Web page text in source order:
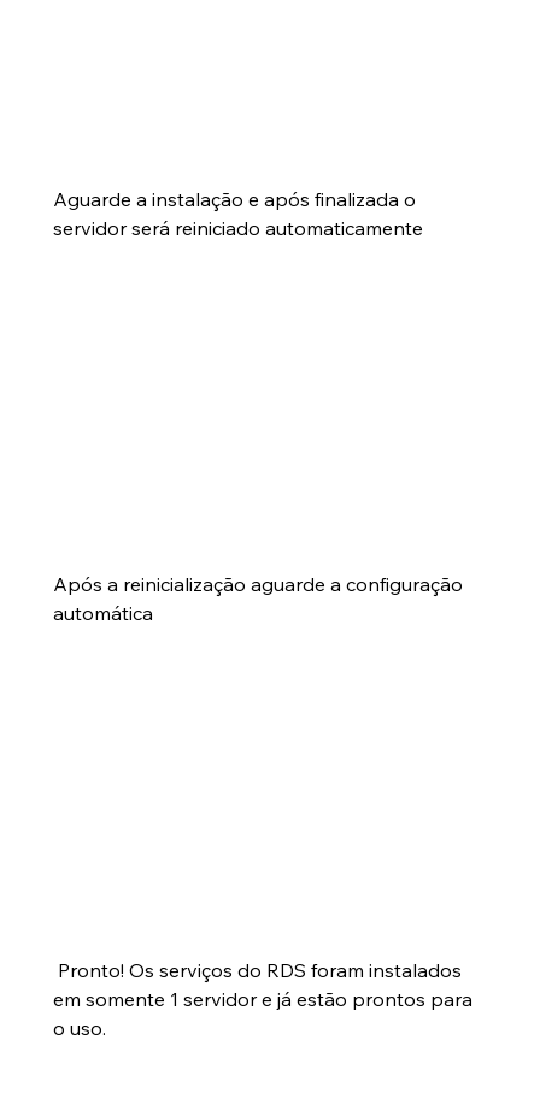
Aguarde a instalação e após finalizada o
servidor será reiniciado automaticamente
Após a reinicialização aguarde a configuração
automática
em somente 1 servidor e já estão prontos para
o uso.